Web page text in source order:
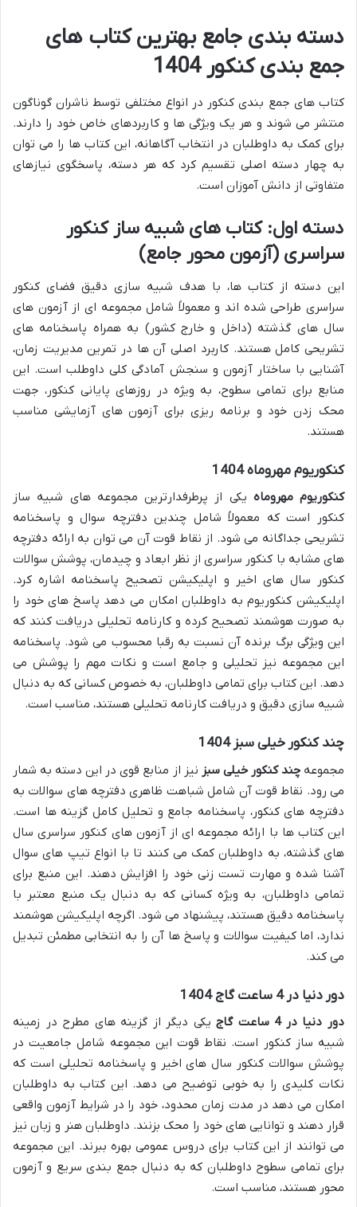
دسته بندی جامعبهترین کتاب های
جمع بندی کنکور 1404
کتاب های جمع بندی کنکور در انواع مختلفی توسط ناشران گوناگون
منتشر می شوند و هر یک ویژگی ها و کاربردهای خاص خود را دارند.
برای کمک به داوطلبان در انتخاب آگاهانه، این کتاب ها را می توان
به چهار دسته اصلی تقسیم کرد که هر دسته، پاسخگوی نیازهای
متفاوتی از دانش آموزان است.
دسته اول: کتاب های شبیه ساز کنکور
سراسری (آزمون محور جامع)
این دسته از کتاب ها، با هدف شبیه سازی دقیق فضای کنکور
سراسری طراحی شده اند و معمولاً شامل مجموعه ای از آزمون های
سال های گذشته (داخل و خارج کشور) به همراه پاسخنامه های
تشریحی کامل هستند. کاربرد اصلی آن ها در تمرین مدیریت زمان،
آشنایی با ساختار آزمون و سنجش آمادگی کلی داوطلب است. این
منابع برای تمامی سطوح، به ویژه در روزهای پایانی کنکور، جهت
محک زدن خود و برنامه ریزی برای آزمون های آزمایشی مناسب
هستند.
کنکوریوم مهروماه 1404
کنکوریوم مهروماه یکی از پرطرفدارترین مجموعه های شبیه ساز
کنکور است که معمولاً شامل چندین دفترچه سوال و پاسخنامه
تشریحی جداگانه می شود. از نقاط قوت آن می توان به ارائه دفترچه
های مشابه با کنکور سراسری از نظر ابعاد و چیدمان، پوشش سوالات
کنکور سال های اخیر و اپلیکیشن تصحیح پاسخنامه اشاره کرد.
اپلیکیشن کنکوریوم به داوطلبان امکان می دهد پاسخ های خود را
به صورت هوشمند تصحیح کرده و کارنامه تحلیلی دریافت کنند که
این ویژگی برگ برنده آن نسبت به رقبا محسوب می شود. پاسخنامه
این مجموعه نیز تحلیلی و جامع است و نکات مهم را پوشش می
دهد. این کتاب برای تمامی داوطلبان، به خصوص کسانی که به دنبال
شبیه سازی دقیق و دریافت کارنامه تحلیلی هستند، مناسب است.
چند کنکور خیلی سبز 1404
مجموعهچند کنکور خیلی سبز نیز از منابع قوی در این دسته به شمار
می رود. نقاط قوت آن شامل شباهت ظاهری دفترچه های سوالات به
دفترچه های کنکور، پاسخنامه جامع و تحلیل کامل گزینه ها است.
این کتاب ها با ارائه مجموعه ای از آزمون های کنکور سراسری سال
های گذشته، به داوطلبان کمک می کنند تا با انواع تیپ های سوال
آشنا شده و مهارت تست زنی خود را افزایش دهند. این منبع برای
تمامی داوطلبان، به ویژه کسانی که به دنبال یک منبع معتبر با
پاسخنامه دقیق هستند، پیشنهاد می شود. اگرچه اپلیکیشن هوشمند
ندارد، اما کیفیت سوالات و پاسخ ها آن را به انتخابی مطمئن تبدیل
می کند.
دور دنیا در 4 ساعت گاج 1404
دور دنیا در 4 ساعت گاج
یکی دیگر از گزینه های مطرح در زمینه
شبیه ساز کنکور است. نقاط قوت این مجموعه شامل جامعیت در
پوشش سوالات کنکور سال های اخیر و پاسخنامه تحلیلی است که
نکات کلیدی را به خوبی توضیح می دهد. این کتاب به داوطلبان
امکان می دهد در مدت زمان محدود، خود را در شرایط آزمون واقعی
قرار دهند و توانایی های خود را محک بزنند. داوطلبان هنر و زبان نیز
می توانند از این کتاب برای دروس عمومی بهره ببرند. این مجموعه
برای تمامی سطوح داوطلبان که به دنبال جمع بندی سریع و آزمون
محور هستند، مناسب است.